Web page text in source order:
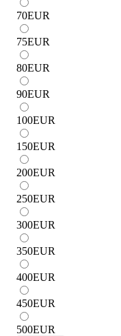
70EUR
75EUR
80EUR
90EUR
100EUR
150EUR
200EUR
250EUR
300EUR
350EUR
400EUR
450EUR
500EUR